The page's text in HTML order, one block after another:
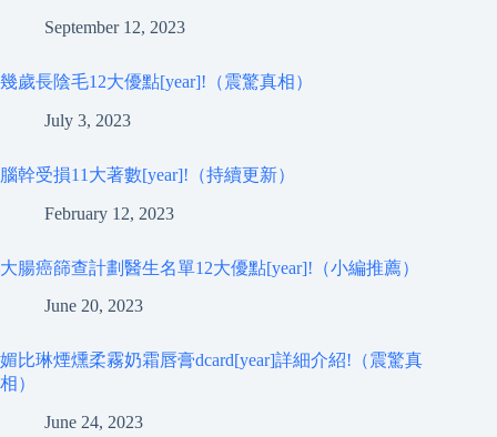
September 12, 2023
幾歲長陰毛12大優點[year]!（震驚真相）
July 3, 2023
腦幹受損11大著數[year]!（持續更新）
February 12, 2023
大腸癌篩查計劃醫生名單12大優點[year]!（小編推薦）
June 20, 2023
媚比琳煙燻柔霧奶霜唇膏dcard[year]詳細介紹!（震驚真
相）
June 24, 2023